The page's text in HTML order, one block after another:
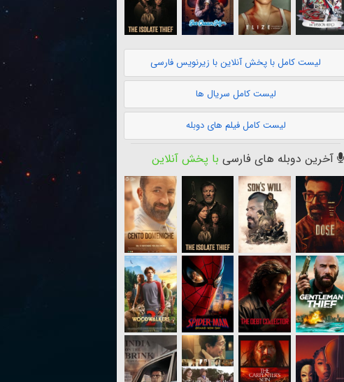
لیست کامل با پخش آنلاین با زیرنویس فارسی
لیست کامل سریال ها
لیست کامل فیلم های دوبله
آخرین دوبله های فارسی با پخش آنلاین